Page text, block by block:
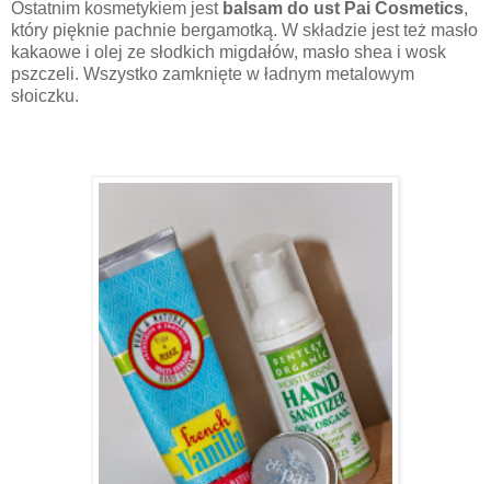
Ostatnim kosmetykiem jest balsam do ust Pai Cosmetics,
który pięknie pachnie bergamotką. W składzie jest też masło
kakaowe i olej ze słodkich migdałów, masło shea i wosk
pszczeli. Wszystko zamknięte w ładnym metalowym
słoiczku.